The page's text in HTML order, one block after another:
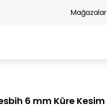
Mağazalar
6 mm Küre Kesim